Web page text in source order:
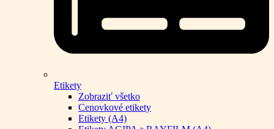
Etikety
Zobraziť všetko
Cenovkové etikety
Etikety (A4)